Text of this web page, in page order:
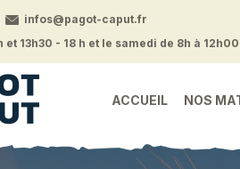
infos@pagot-caput.fr
et 13h30 - 18 h et le samedi de 8h à 12h00
ACCUEIL NOS